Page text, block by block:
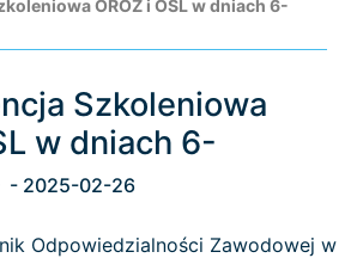
OROZ i OSL w dniach 6-
Szkoleniowa
w dniach 6-
- 2025-02-26
Odpowiedzialności Zawodowej w